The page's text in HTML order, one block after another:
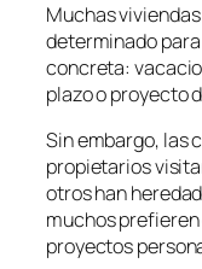
Muchas
determinado
concreta:
plazo o proyecto
Sin embargo, las
propietarios
otros han
muchos
proyectos